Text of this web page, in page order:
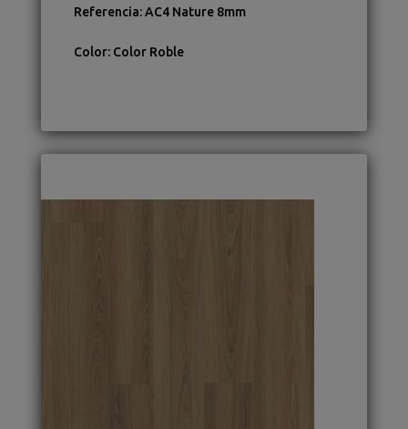
Referencia:AC4 Nature 8mm
Color: Color Roble